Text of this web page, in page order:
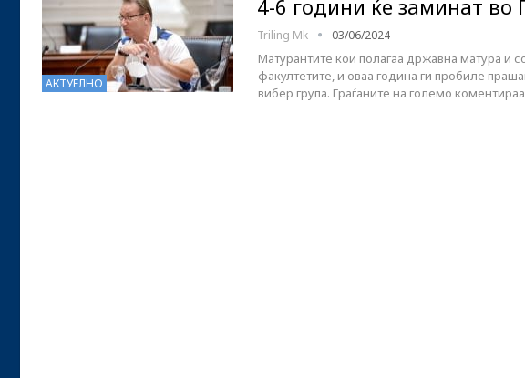
АКТУЕЛНО
4-6 години ќе заминат во
Triling Mk 03/06/2024
Матурантите кои полагаа државна матура и
факултетите, и оваа година ги пробиле
вибер група. Граѓаните на големо